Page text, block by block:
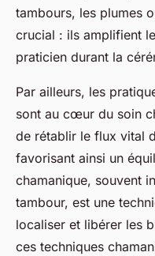
tambours, les plumes
crucial : ils amplifient
praticien durant la
Par ailleurs, les
sont au cœur du soin
de rétablir le flux vital
favorisant ainsi un
chamanique, souvent
tambour, est une
localiser et libérer les
ces techniques